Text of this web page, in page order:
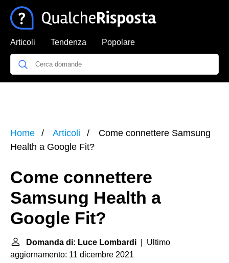
Articoli Tendenza Popolare
Home Articoli
Come connettere Samsung
Health a Google Fit?
Come connettere
Samsung Health a
Google Fit?
Domanda di: Luce Lombardi | Ultimo
aggiornamento: 11 dicembre 2021